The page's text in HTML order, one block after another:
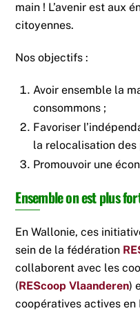
main ! L’avenir est aux
citoyennes.
Nos objectifs :
Avoir ensemble la
consommons ;
Favoriser
la relocalisation des
Promouvoir une
Ensemble on est plus
En Wallonie, ces
sein de la fédération
collaborent avec les
(REScoop Vlaanderen)
coopératives actives en